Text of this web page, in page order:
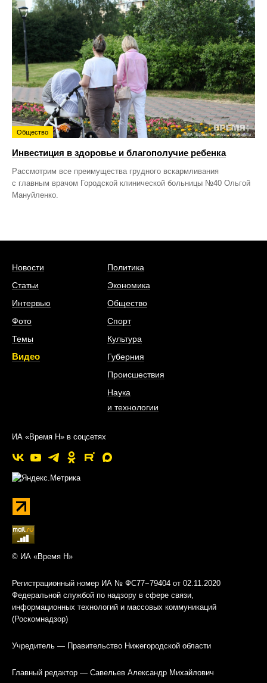
Общество
Инвестиция в здоровье и благополучие ребенка
Рассмотрим все преимущества грудного вскармливания
с главным врачом Городской клинической больницы №40 Ольгой
Мануйленко.
Новости
Статьи
Интервью
Фото
Темы
Видео
Политика
Экономика
Общество
Спорт
Культура
Губерния
Происшествия
Наука
и технологии
ИА «Время Н» в соцсетях
© ИА «Время Н»
Регистрационный номер ИА № ФС77−79404 от 02.11.2020
Федеральной службой по надзору в сфере связи,
информационных технологий и массовых коммуникаций
(Роскомнадзор)
Учредитель — Правительство Нижегородской области
Главный редактор — Савельев Александр Михайлович